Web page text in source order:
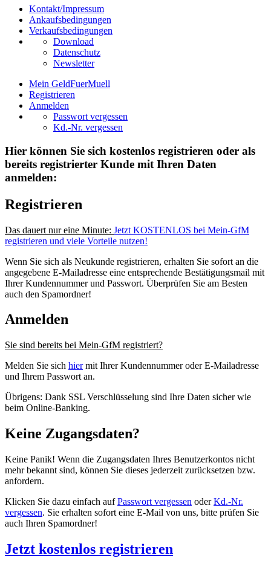
Kontakt/Impressum
Ankaufsbedingungen
Verkaufsbedingungen
Download
Datenschutz
Newsletter
Mein GeldFuerMuell
Registrieren
Anmelden
Passwort vergessen
Kd.-Nr. vergessen
Hier können Sie sich kostenlos registrieren oder als
bereits registrierter Kunde mit Ihren Daten
anmelden:
Registrieren
Das dauert nur eine Minute: Jetzt KOSTENLOS bei Mein-GfM
registrieren und viele Vorteile nutzen!
Wenn Sie sich als Neukunde registrieren, erhalten Sie sofort an die
angegebene E-Mailadresse eine entsprechende Bestätigungsmail mit
Ihrer Kundennummer und Passwort. Überprüfen Sie am Besten
auch den Spamordner!
Anmelden
Sie sind bereits bei Mein-GfM registriert?
Melden Sie sich hiermit Ihrer Kundennummer oder E-Mailadresse
und Ihrem Passwort an.
Übrigens: Dank SSL Verschlüsselung sind Ihre Daten sicher wie
beim Online-Banking.
Keine Zugangsdaten?
Keine Panik! Wenn die Zugangsdaten Ihres Benutzerkontos nicht
mehr bekannt sind, können Sie dieses jederzeit zurücksetzen bzw.
anfordern.
Klicken Sie dazu einfach aufPasswort vergessen oderKd.-Nr.
vergessen. Sie erhalten sofort eine E-Mail von uns, bitte prüfen Sie
auch Ihren Spamordner!
Jetzt kostenlos registrieren